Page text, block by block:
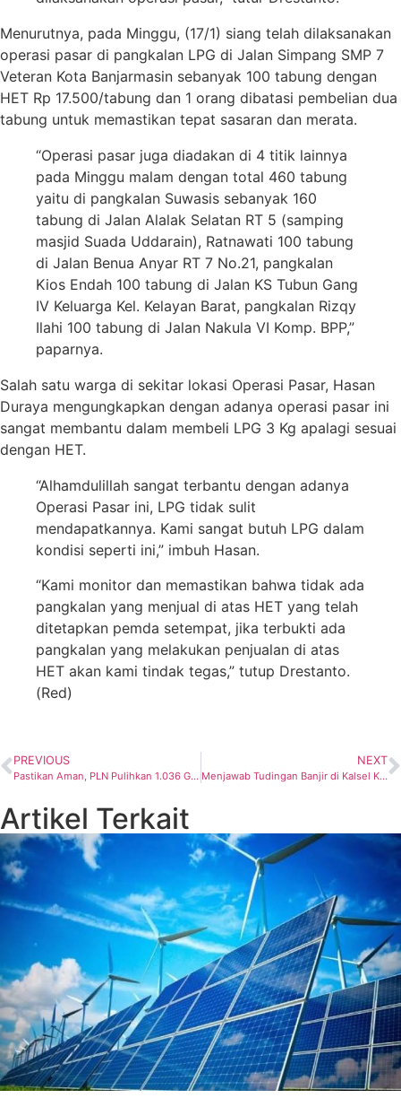
Menurutnya, pada Minggu, (17/1) siang telah dilaksanakan
operasi pasar di pangkalan LPG di Jalan Simpang SMP 7
Veteran Kota Banjarmasin sebanyak 100 tabung dengan
HET Rp 17.500/tabung dan 1 orang dibatasi pembelian dua
tabung untuk memastikan tepat sasaran dan merata.
“Operasi pasar juga diadakan di 4 titik lainnya
pada Minggu malam dengan total 460 tabung
yaitu di pangkalan Suwasis sebanyak 160
tabung di Jalan Alalak Selatan RT 5 (samping
masjid Suada Uddarain), Ratnawati 100 tabung
di Jalan Benua Anyar RT 7 No.21, pangkalan
Kios Endah 100 tabung di Jalan KS Tubun Gang
IV Keluarga Kel. Kelayan Barat, pangkalan Rizqy
Ilahi 100 tabung di Jalan Nakula VI Komp. BPP,”
paparnya.
Salah satu warga di sekitar lokasi Operasi Pasar, Hasan
Duraya mengungkapkan dengan adanya operasi pasar ini
sangat membantu dalam membeli LPG 3 Kg apalagi sesuai
dengan HET.
“Alhamdulillah sangat terbantu dengan adanya
Operasi Pasar ini, LPG tidak sulit
mendapatkannya. Kami sangat butuh LPG dalam
kondisi seperti ini,” imbuh Hasan.
“Kami monitor dan memastikan bahwa tidak ada
pangkalan yang menjual di atas HET yang telah
ditetapkan pemda setempat, jika terbukti ada
pangkalan yang melakukan penjualan di atas
HET akan kami tindak tegas,” tutup Drestanto.
(Red)
PREVIOUS
Pastikan Aman, PLN Pulihkan 1.036 Gardu Terdampak Banjir di Kalimantan
NEXT
Menjawab Tudingan Banjir di Kalsel Karena Adanya Aktivitas Pertambangan, Ini Kata APBI
Artikel Terkait